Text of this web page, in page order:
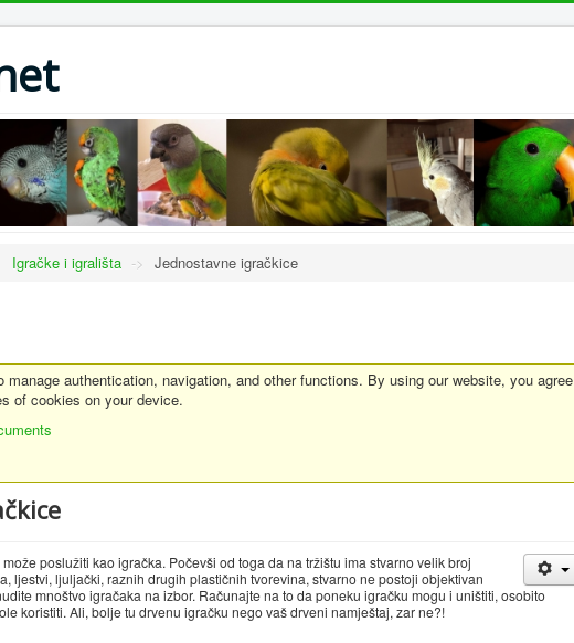
Igračke i igrališta -> Jednostavne igračkice
authentication, navigation, and other functions. By using our website, you agree
of cookies on your device.
poslužiti kao igračka. Počevši od toga da na tržištu ima stvarno velik broj
ljestvi, ljuljački, raznih drugih plastičnih tvorevina, stvarno ne postoji objektivan
mnoštvo igračaka na izbor. Računajte na to da poneku igračku mogu i uništiti, osobito
koristiti. Ali, bolje tu drvenu igračku nego vaš drveni namještaj, zar ne?!